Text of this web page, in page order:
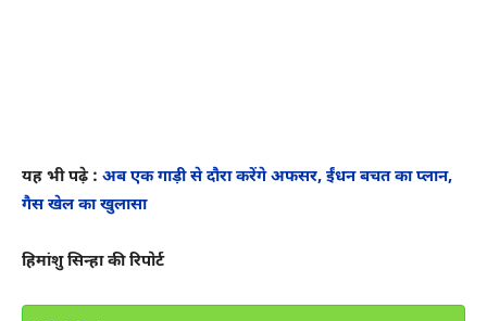
यह भी पढ़े : अब एक गाड़ी से दौरा करेंगे अफसर, ईंधन बचत का प्लान,
गैस खेल का खुलासा
हिमांशु सिन्हा की रिपोर्ट